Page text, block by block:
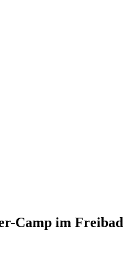
Camp im Freibad